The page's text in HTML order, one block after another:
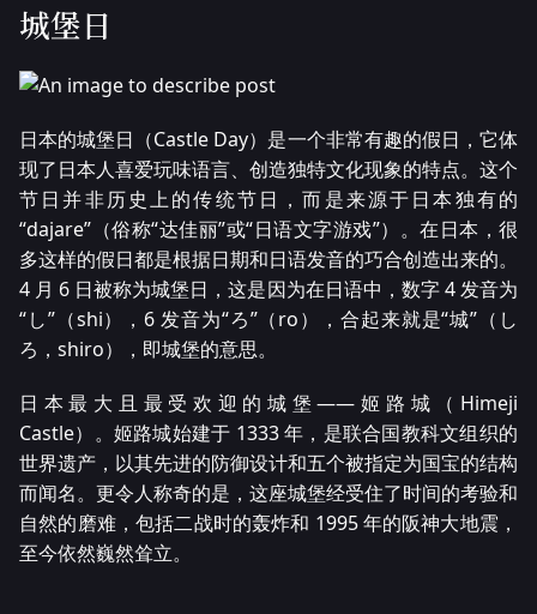
城堡日
日本的城堡日（Castle Day）是一个非常有趣的假日，它体
现了日本人喜爱玩味语言、创造独特文化现象的特点。这个
节日并非历史上的传统节日，而是来源于日本独有的
“dajare”（俗称“达佳丽”或“日语文字游戏”）。在日本，很
多这样的假日都是根据日期和日语发音的巧合创造出来的。
4 月 6 日被称为城堡日，这是因为在日语中，数字 4 发音为
“し”（shi），6 发音为“ろ”（ro），合起来就是“城”（し
ろ，shiro），即城堡的意思。
日本最大且最受欢迎的城堡——姬路城（Himeji
Castle）。姬路城始建于 1333 年，是联合国教科文组织的
世界遗产，以其先进的防御设计和五个被指定为国宝的结构
而闻名。更令人称奇的是，这座城堡经受住了时间的考验和
自然的磨难，包括二战时的轰炸和 1995 年的阪神大地震，
至今依然巍然耸立。